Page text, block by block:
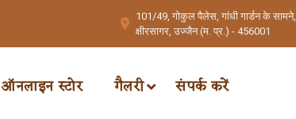
101/49, गोकुल पैलेस, गांधी गार्डन के सामने,
क्षीरसागर, उज्जैन (म. प्र.) - 456001
ऑनलाइन स्टोर गैलरी संपर्क करें